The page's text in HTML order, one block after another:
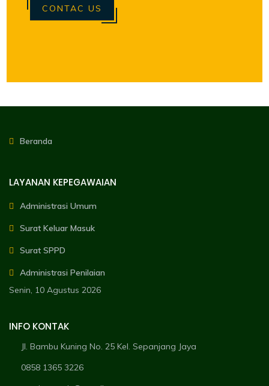
CONTAC US
Beranda
LAYANAN KEPEGAWAIAN
Administrasi Umum
Surat Keluar Masuk
Surat SPPD
Administrasi Penilaian
Senin, 10 Agustus 2026
INFO KONTAK
Jl. Bambu Kuning No. 25 Kel. Sepanjang Jaya
0858 1365 3226